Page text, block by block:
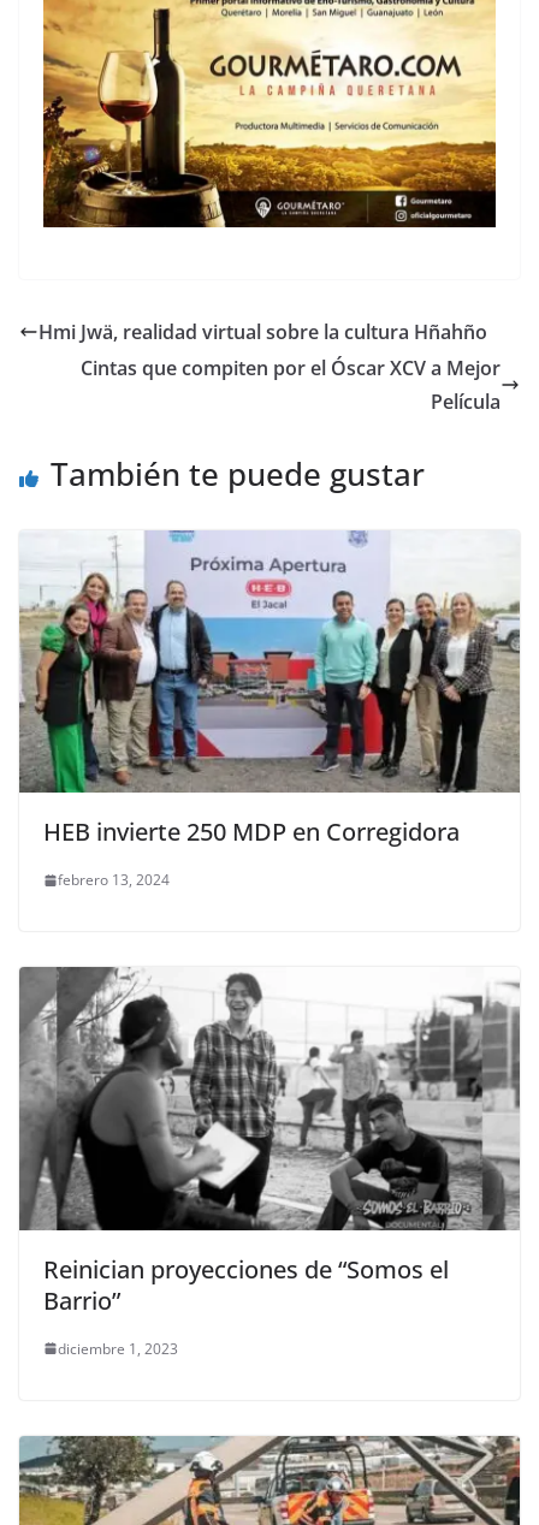
Hmi Jwä, realidad virtual sobre la cultura Hñahño
Cintas que compiten por el Óscar XCV a Mejor
Película
También te puede gustar
HEB invierte 250 MDP en Corregidora
febrero 13, 2024
Reinician proyecciones de “Somos el
Barrio”
diciembre 1, 2023